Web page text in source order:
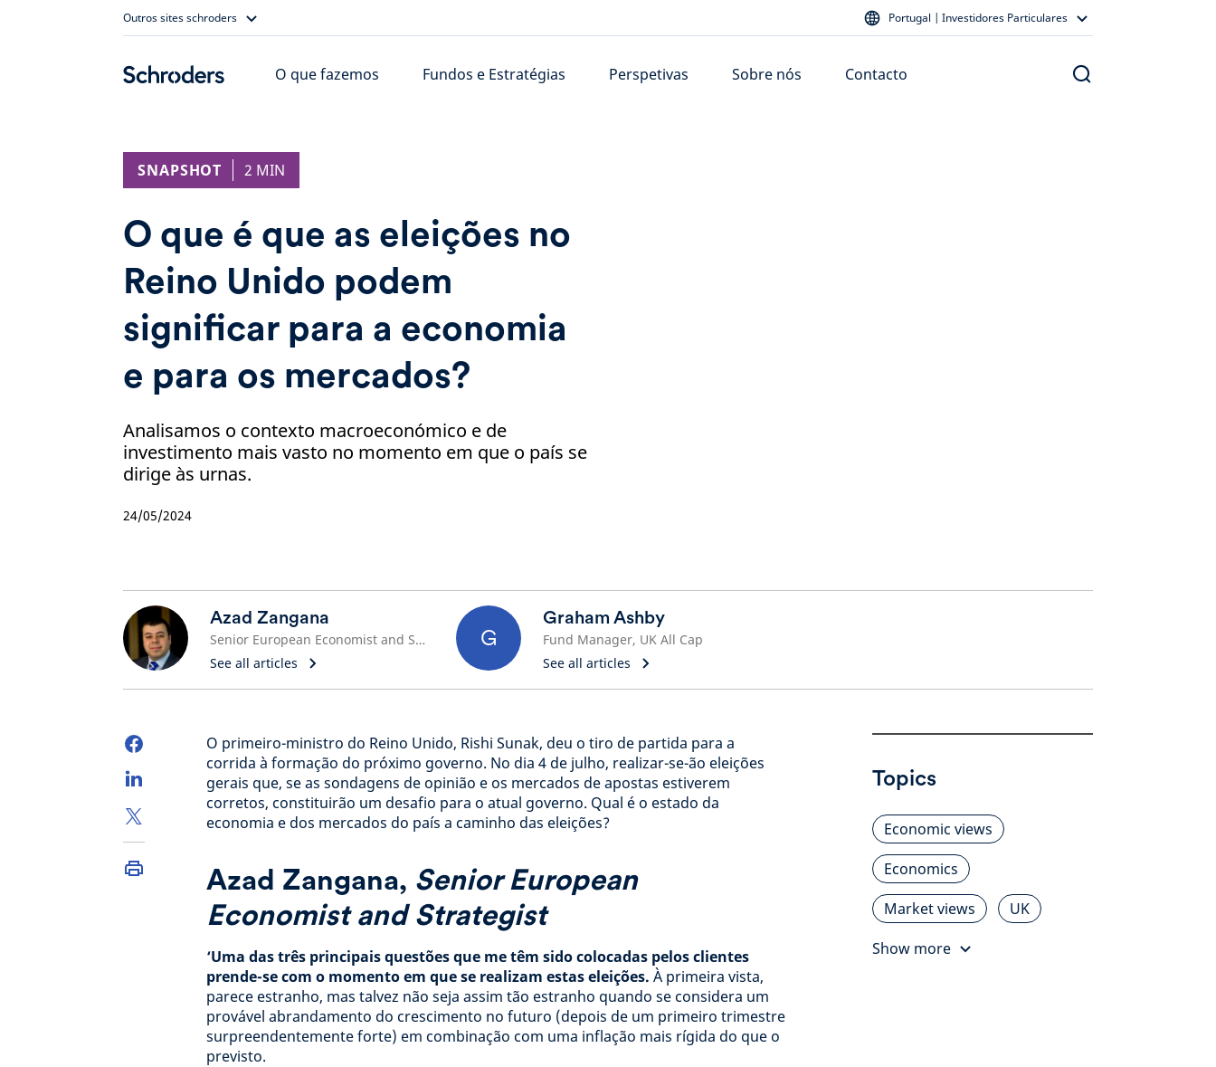
Outros sites schroders Portugal | Investidores Particulares
O que fazemos Fundos e Estratégias Perspetivas Sobre nós Contacto
SNAPSHOT 2 MIN
O que é que as eleições no
Reino Unido podem
significar para a economia
e para os mercados?
Analisamos o contexto macroeconómico e de
investimento mais vasto no momento em que o país se
dirige às urnas.
24/05/2024
Azad Zangana
Senior European Economist and Strategist
See all articles
G
Graham Ashby
Fund Manager, UK All Cap
See all articles
O primeiro-ministro do Reino Unido, Rishi Sunak, deu o tiro de partida para a
corrida à formação do próximo governo. No dia 4 de julho, realizar-se-ão eleições
gerais que, se as sondagens de opinião e os mercados de apostas estiverem
corretos, constituirão um desafio para o atual governo. Qual é o estado da
economia e dos mercados do país a caminho das eleições?
Azad Zangana, Senior European
Economist and Strategist
‘Uma das três principais questões que me têm sido colocadas pelos clientes
prende-se com o momento em que se realizam estas eleições. À primeira vista,
parece estranho, mas talvez não seja assim tão estranho quando se considera um
provável abrandamento do crescimento no futuro (depois de um primeiro trimestre
surpreendentemente forte) em combinação com uma inflação mais rígida do que o
previsto.
Topics
Economic views
Economics
Market views
UK
Show more